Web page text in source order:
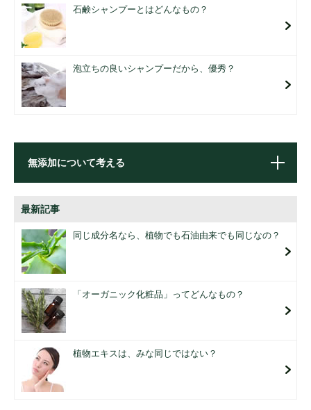
石鹸シャンプーとはどんなもの？
泡立ちの良いシャンプーだから、優秀？
無添加について考える
最新記事
同じ成分名なら、植物でも石油由来でも同じなの？
「オーガニック化粧品」ってどんなもの？
植物エキスは、みな同じではない？